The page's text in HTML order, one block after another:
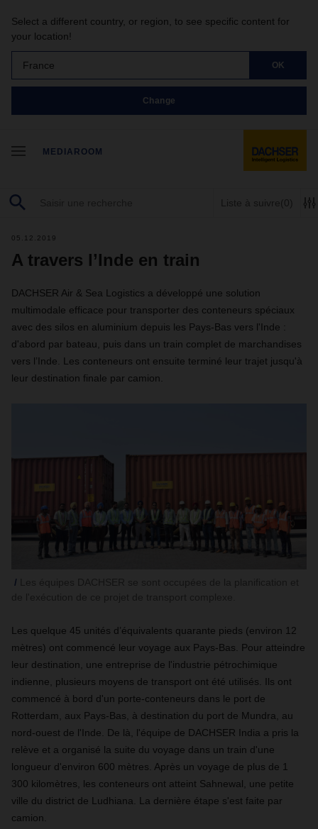
Select a different country, or region, to see specific content for
your location!
France OK
Change
MEDIAROOM
Liste à suivre(0)
05.12.2019
A travers l’Inde en train
DACHSER Air & Sea Logistics a développé une solution
multimodale efficace pour transporter des conteneurs spéciaux
avec des silos en aluminium depuis les Pays-Bas vers l'Inde :
d'abord par bateau, puis dans un train complet de marchandises
vers l’Inde. Les conteneurs ont ensuite terminé leur trajet jusqu'à
leur destination finale par camion.
Les quelque 45 unités d’équivalents quarante pieds (environ 12
mètres) ont commencé leur voyage aux Pays-Bas. Pour atteindre
leur destination, une entreprise de l'industrie pétrochimique
indienne, plusieurs moyens de transport ont été utilisés. Ils ont
commencé à bord d'un porte-conteneurs dans le port de
Rotterdam, aux Pays-Bas, à destination du port de Mundra, au
nord-ouest de l'Inde. De là, l'équipe de DACHSER India a pris la
relève et a organisé la suite du voyage dans un train d'une
longueur d'environ 600 mètres. Après un voyage de plus de 1
300 kilomètres, les conteneurs ont atteint Sahnewal, une petite
ville du district de Ludhiana. La dernière étape s'est faite par
camion.